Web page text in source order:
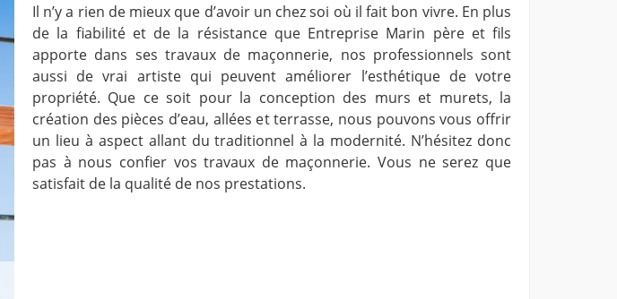
Il n’y a rien de mieux que d’avoir un chez soi où il fait bon vivre. En plus
de la fiabilité et de la résistance que Entreprise Marin père et fils
apporte dans ses travaux de maçonnerie, nos professionnels sont
aussi de vrai artiste qui peuvent améliorer l’esthétique de votre
propriété. Que ce soit pour la conception des murs et murets, la
création des pièces d’eau, allées et terrasse, nous pouvons vous offrir
un lieu à aspect allant du traditionnel à la modernité. N’hésitez donc
pas à nous confier vos travaux de maçonnerie. Vous ne serez que
satisfait de la qualité de nos prestations.